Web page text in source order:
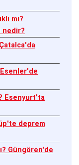
mı?
nedir?
Esenler'de
Esenyurt'ta
deprem
Güngören'de